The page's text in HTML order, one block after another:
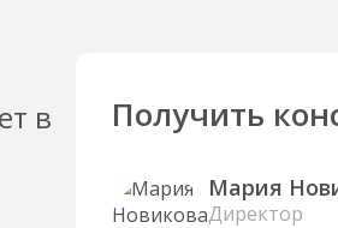
в
Получить
Мария
Директор